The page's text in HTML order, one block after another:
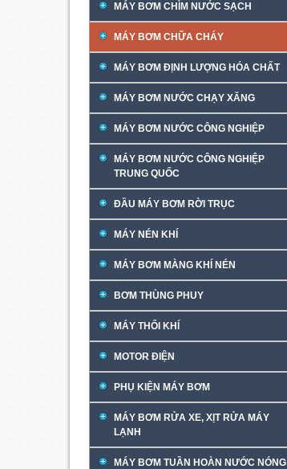
MÁY BƠM CHÌM NƯỚC SẠCH
MÁY BƠM CHỮA CHÁY
MÁY BƠM ĐỊNH LƯỢNG HÓA CHẤT
MÁY BƠM NƯỚC CHẠY XĂNG
MÁY BƠM NƯỚC CÔNG NGHIỆP
MÁY BƠM NƯỚC CÔNG NGHIỆP
TRUNG QUỐC
ĐẦU MÁY BƠM RỜI TRỤC
MÁY NÉN KHÍ
MÁY BƠM MÀNG KHÍ NÉN
BƠM THÙNG PHUY
MÁY THỔI KHÍ
MOTOR ĐIỆN
PHỤ KIỆN MÁY BƠM
MÁY BƠM RỬA XE, XỊT RỬA MÁY
LẠNH
MÁY BƠM TUẦN HOÀN NƯỚC NÓNG